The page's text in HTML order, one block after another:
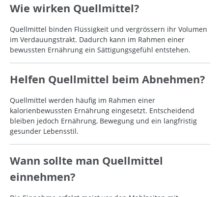
Wie wirken Quellmittel?
Quellmittel binden Flüssigkeit und vergrössern ihr Volumen
im Verdauungstrakt. Dadurch kann im Rahmen einer
bewussten Ernährung ein Sättigungsgefühl entstehen.
Helfen Quellmittel beim Abnehmen?
Quellmittel werden häufig im Rahmen einer
kalorienbewussten Ernährung eingesetzt. Entscheidend
bleiben jedoch Ernährung, Bewegung und ein langfristig
gesunder Lebensstil.
Wann sollte man Quellmittel
einnehmen?